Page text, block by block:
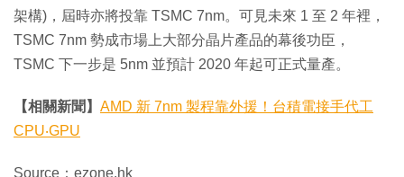
架構)，屆時亦將投靠 TSMC 7nm。可見未來 1 至 2 年裡，
TSMC 7nm 勢成市場上大部分晶片產品的幕後功臣，
TSMC 下一步是 5nm 並預計 2020 年起可正式量產。
【相關新聞】 AMD 新 7nm 製程靠外援！台積電接手代工
CPU‧GPU
Source：ezone.hk